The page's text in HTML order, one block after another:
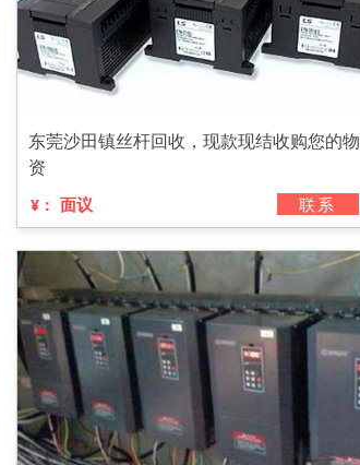
东莞沙田镇丝杆回收，现款现结收购您的物
资
¥： 面议 联系